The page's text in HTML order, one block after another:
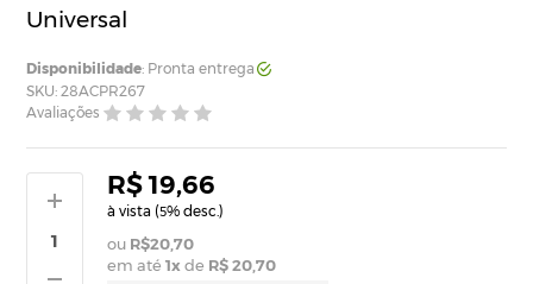
Universal
Disponibilidade: Pronta entrega
SKU: 28ACPR267
Avaliações
R$ 19,66
à vista (5% desc.)
R$20,70
em até1x de R$ 20,70